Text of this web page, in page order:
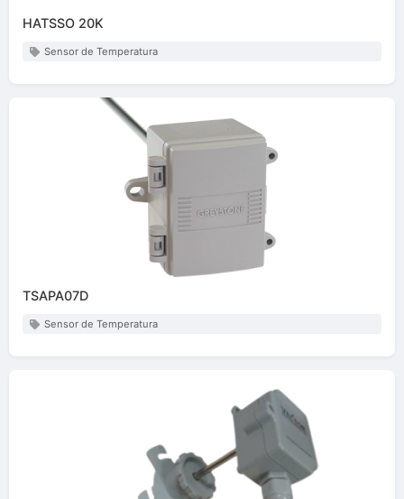
HATSSO 20K
Sensor de Temperatura
TSAPA07D
Sensor de Temperatura